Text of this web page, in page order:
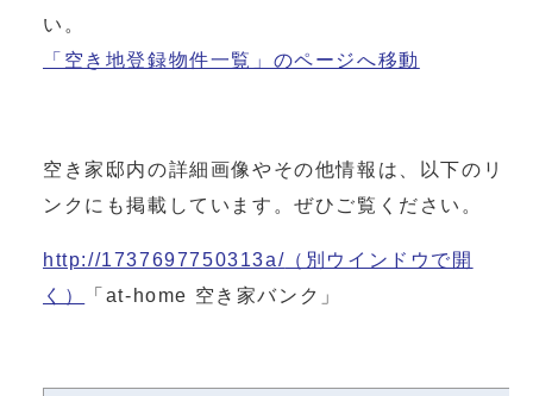
い。
「空き地登録物件一覧」のページへ移動
空き家邸内の詳細画像やその他情報は、以下のリ
ンクにも掲載しています。ぜひご覧ください。
http://1737697750313a/ （別ウインドウで開
く）
「at-home 空き家バンク」